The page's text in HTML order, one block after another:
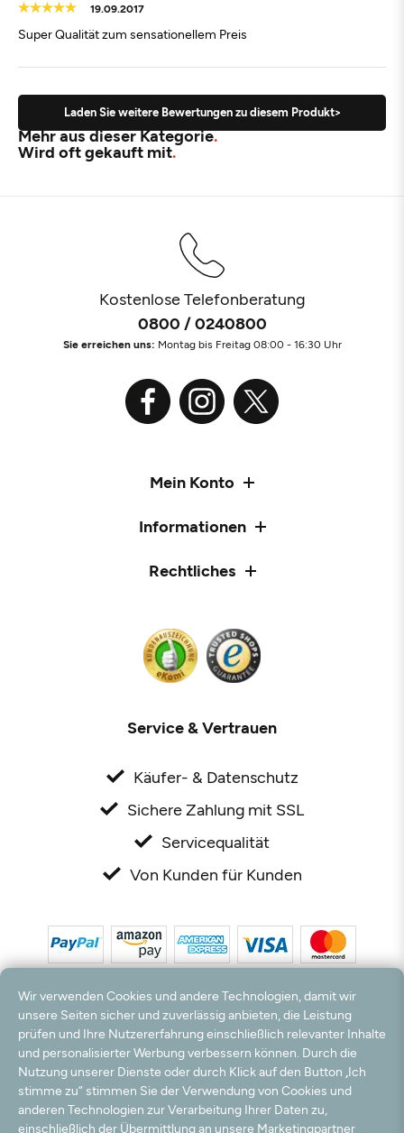
19.09.2017
Super Qualität zum sensationellem Preis
Laden Sie weitere Bewertungen zu diesem Produkt>
Mehr aus dieser Kategorie
Wird oft gekauft mit
Kostenlose Telefonberatung
0800 / 0240800
Sie erreichen uns: Montag bis Freitag 08:00 - 16:30 Uhr
Mein Konto
Informationen
Rechtliches
Service & Vertrauen
Käufer- & Datenschutz
Sichere Zahlung mit SSL
Servicequalität
Von Kunden für Kunden
*Alle Preise inkl. MwSt. und zzgl. Versandkosten. **Kostenloser Versand und Rückversand
nur innerhalb Deutschlands und Österreichs.
Hinweis:
Wir nutzen Ihre E-Mail Adresse für werbliche Zwecke, die jederzeit widerrufen
werden können. Ihre Daten werden nicht an Dritte weitergegeben.
© 2003 - 2026 Rudolf Hossdorf Teppichhandel e.K. / Alle Rechte vorbehalten. powered by
Wir verwenden Cookies und andere Technologien, damit wir
unsere Seiten sicher und zuverlässig anbieten, die Leistung
prüfen und Ihre Nutzererfahrung einschließlich relevanter Inhalte
und personalisierter Werbung verbessern können. Durch die
Nutzung unserer Dienste oder durch Klick auf den Button „Ich
stimme zu“ stimmen Sie der Verwendung von Cookies und
anderen Technologien zur Verarbeitung Ihrer Daten zu,
einschließlich der Übermittlung an unsere Marketingpartner